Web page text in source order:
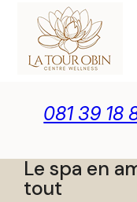
081 39 18
Le spa en
tout
Panneau de gestion des